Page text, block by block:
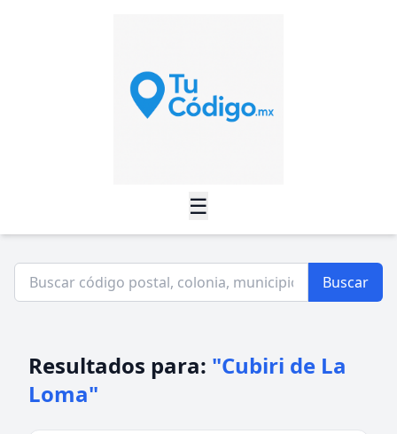
☰
Buscar
Resultados para: "Cubiri de La
Loma"